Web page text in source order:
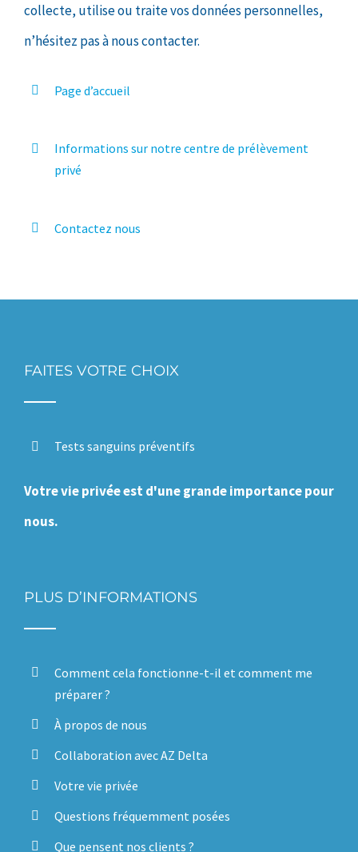
collecte, utilise ou traite vos données personnelles,
n’hésitez pas à nous contacter.
Page d’accueil
Informations sur notre centre de prélèvement
privé
Contactez nous
FAITES VOTRE CHOIX
Tests sanguins préventifs
Votre vie privée est d'une grande importance pour
nous.
PLUS D’INFORMATIONS
Comment cela fonctionne-t-il et comment me
préparer ?
À propos de nous
Collaboration avec AZ Delta
Votre vie privée
Questions fréquemment posées
Que pensent nos clients ?